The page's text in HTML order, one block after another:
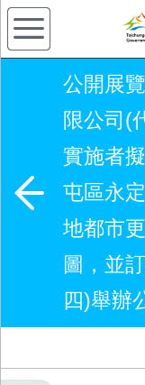
公開展
限公司(
實施者
屯區永
地都市
圖，並
四)舉辦